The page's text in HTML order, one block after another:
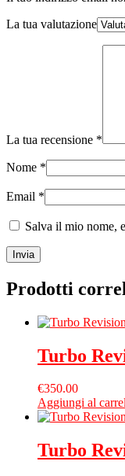
La tua valutazione
La tua recensione *
Nome *
Email *
Salva il mio nome,
Prodotti
Turbo
€350.00
Aggiungi al
Turbo